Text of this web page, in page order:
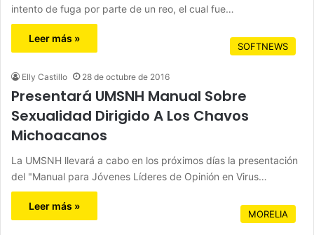
intento de fuga por parte de un reo, el cual fue…
Leer más »
SOFTNEWS
Elly Castillo 28 de octubre de 2016
Presentará UMSNH Manual Sobre
Sexualidad Dirigido A Los Chavos
Michoacanos
La UMSNH llevará a cabo en los próximos días la presentación
del "Manual para Jóvenes Líderes de Opinión en Virus…
Leer más »
MORELIA